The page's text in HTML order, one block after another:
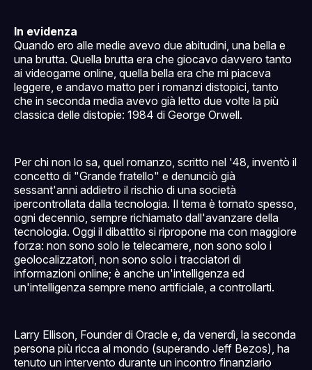
In evidenza
Quando ero alle medie avevo due abitudini, una bella e
una brutta. Quella brutta era che giocavo davvero tanto
ai videogame online, quella bella era che mi piaceva
leggere, e andavo matto per i romanzi distopici, tanto
che in seconda media avevo già letto due volte la più
classica delle distopie: 1984 di George Orwell.
Per chi non lo sa, quel romanzo, scritto nel '48, inventò il
concetto di "Grande fratello" e denunciò già
sessant'anni addietro il rischio di una società
ipercontrollata dalla tecnologia. Il tema è tornato spesso,
ogni decennio, sempre richiamato dall'avanzare della
tecnologia. Oggi il dibattito si ripropone ma con maggiore
forza: non sono solo le telecamere, non sono solo i
geolocalizzatori, non sono solo i tracciatori di
informazioni online; è anche un'intelligenza ed
un'intelligenza sempre meno artificiale, a controllarti.
Larry Ellison, Founder di Oracle e, da venerdì, la seconda
persona più ricca al mondo (superando Jeff Bezos), ha
tenuto un intervento durante un incontro finanziario